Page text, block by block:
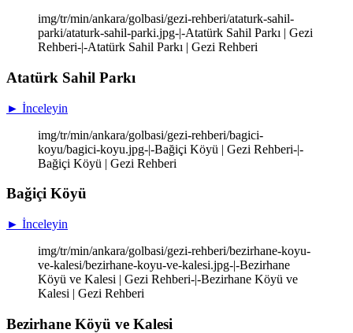
img/tr/min/ankara/golbasi/gezi-rehberi/ataturk-sahil-
parki/ataturk-sahil-parki.jpg-|-Atatürk Sahil Parkı | Gezi
Rehberi-|-Atatürk Sahil Parkı | Gezi Rehberi
Atatürk Sahil Parkı
► İnceleyin
img/tr/min/ankara/golbasi/gezi-rehberi/bagici-
koyu/bagici-koyu.jpg-|-Bağiçi Köyü | Gezi Rehberi-|-
Bağiçi Köyü | Gezi Rehberi
Bağiçi Köyü
► İnceleyin
img/tr/min/ankara/golbasi/gezi-rehberi/bezirhane-koyu-
ve-kalesi/bezirhane-koyu-ve-kalesi.jpg-|-Bezirhane
Köyü ve Kalesi | Gezi Rehberi-|-Bezirhane Köyü ve
Kalesi | Gezi Rehberi
Bezirhane Köyü ve Kalesi